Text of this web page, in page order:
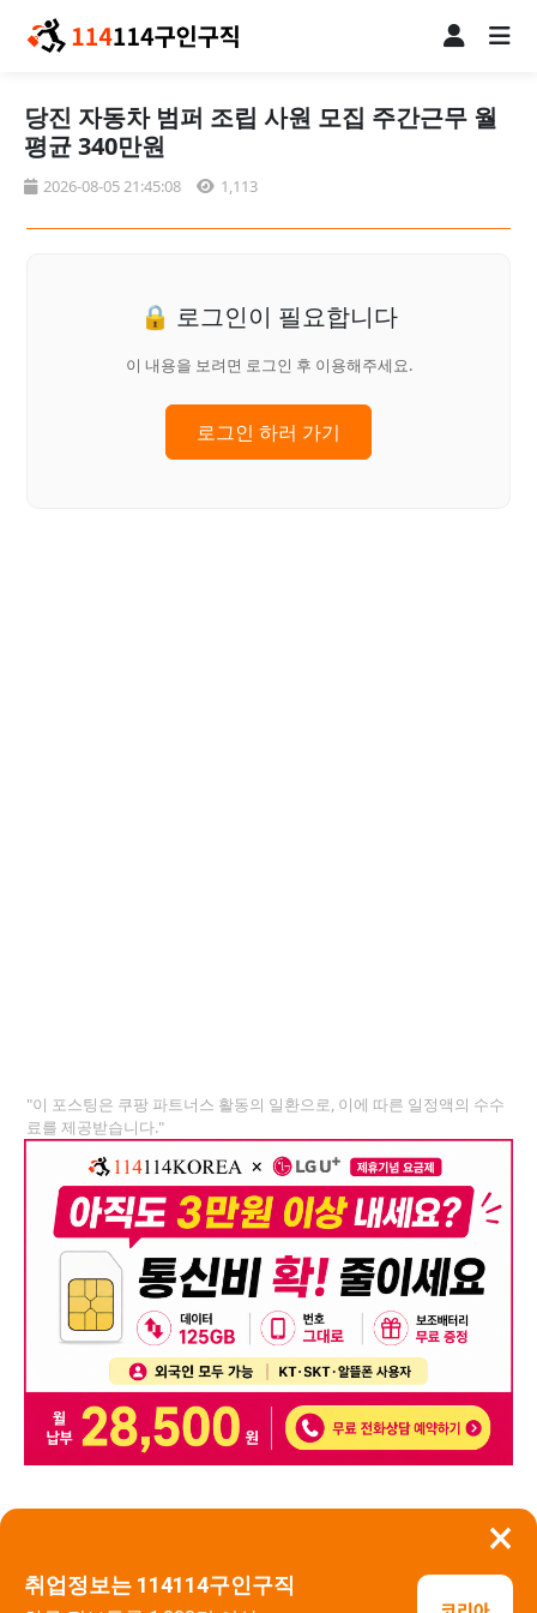
×
취업정보는 114114구인구직
당진 자동차 범퍼 조립 사원 모집 주간근무 월
평균 340만원
2026-08-05 21:45:08 1,113
🔒 로그인이 필요합니다
이 내용을 보려면 로그인 후 이용해주세요.
로그인 하러 가기
"이 포스팅은 쿠팡 파트너스 활동의 일환으로, 이에 따른 일정액의 수수
료를 제공받습니다."